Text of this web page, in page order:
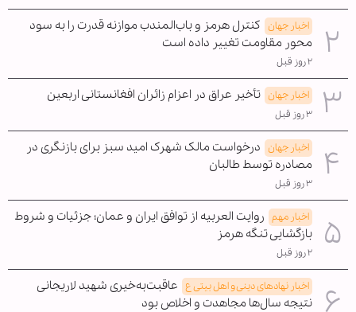
اخبار جهان کنترل هرمز و باب‌المندب موازنه قدرت را به سود
محور مقاومت تغییر داده است
۲ روز قبل
اخبار جهان تأخیر عراق در اعزام زائران افغانستانی اربعین
۳ روز قبل
اخبار جهان درخواست مالک شهرک امید سبز برای بازنگری در
مصادره توسط طالبان
۳ روز قبل
اخبار مهم روایت العربیه از توافق ایران و عمان؛ جزئیات و شروط
بازگشایی تنگه هرمز
۲ روز قبل
اخبار نهادهای دینی و اهل بیتی ع عاقبت‌به‌خیری شهید لاریجانی
نتیجه سال‌ها مجاهدت و اخلاص بود